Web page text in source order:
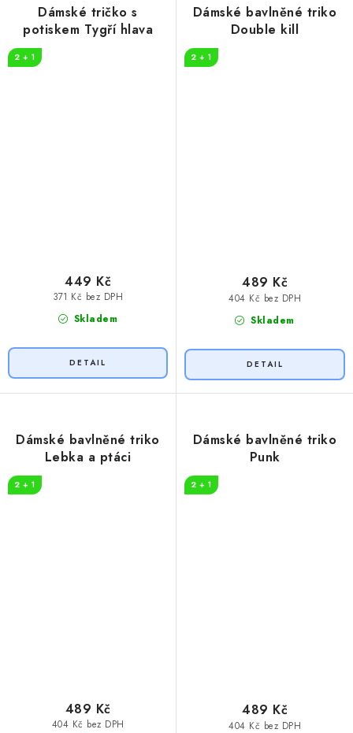
Dámské tričko s
potiskem Tygří hlava
2 + 1
Skladem
371 Kč bez DPH
449 Kč
Dámské bavlněné triko
Double kill
2 + 1
Skladem
404 Kč bez DPH
489 Kč
Dámské bavlněné triko
Lebka a ptáci
2 + 1
404 Kč bez DPH
489 Kč
Dámské bavlněné triko
Punk
2 + 1
404 Kč bez DPH
489 Kč